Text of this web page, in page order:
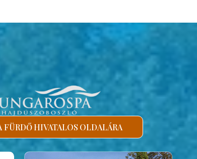
FÜRDŐ HIVATALOS OLDALÁRA